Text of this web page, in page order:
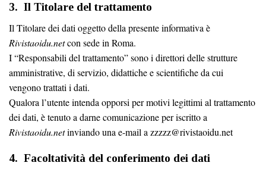
3. Il Titolare del trattamento
Il Titolare dei dati oggetto della presente informativa è
Rivistaoidu.netcon sede in Roma.
I “Responsabili del trattamento” sono i direttori delle strutture
amministrative, di servizio, didattiche e scientifiche da cui
vengono trattati i dati.
Qualora l’utente intenda opporsi per motivi legittimi al trattamento
dei dati, è tenuto a darne comunicazione per iscritto a
Rivistaoidu.netinviando una e-mail a zzzzz@rivistaoidu.net
4. Facoltatività del conferimento dei dati